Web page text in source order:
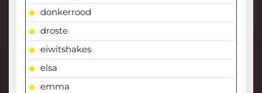
donkerrood
droste
eiwitshakes
elsa
emma